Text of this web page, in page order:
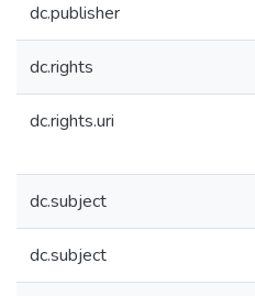
dc.publisher
dc.rights
dc.rights.uri
dc.subject
dc.subject